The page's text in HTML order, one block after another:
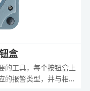
盒
的工具，每个按钮盒上
的报警类型，并与相应